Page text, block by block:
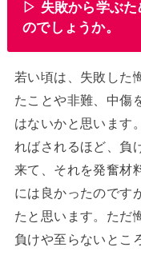
▷ 失敗から学ぶた
のでしょうか。
若い頃は、失敗した
たことや非難、中傷
はないかと思います
ればされるほど、負
来て、それを発奮材
には良かったのです
たと思います。ただ
負けや至らないとこ